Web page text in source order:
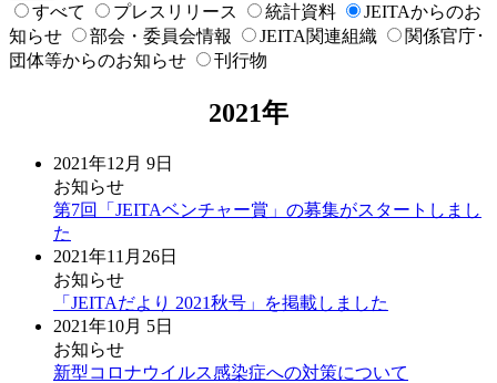
すべて プレスリリース 統計資料
JEITAからのお
知らせ
部会・委員会情報 JEITA関連組織
関係官庁･
団体等からのお知らせ
刊行物
2021年
2021年12月 9日
お知らせ
第7回「JEITAベンチャー賞」の募集がスタートしまし
た
2021年11月26日
お知らせ
「JEITAだより 2021秋号」を掲載しました
2021年10月 5日
お知らせ
新型コロナウイルス感染症への対策について